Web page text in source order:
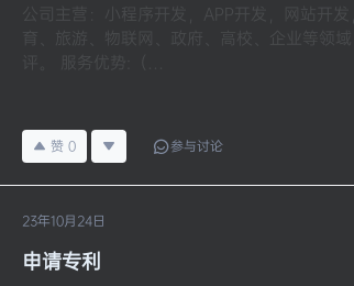
公司主营：小程序开发，APP开发，网站开
育、旅游、物联网、政府、高校、企业等领
评。 服务优势:（…
赞 0 参与讨论
23年10月24日
申请专利